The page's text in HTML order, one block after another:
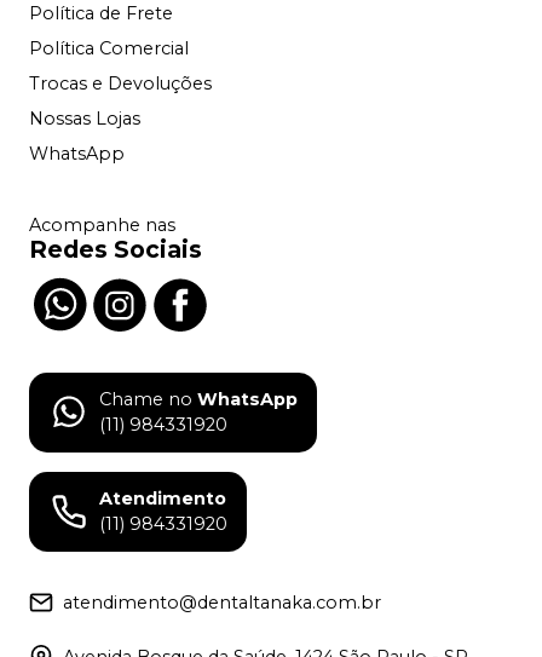
Política de Frete
Política Comercial
Trocas e Devoluções
Nossas Lojas
WhatsApp
Acompanhe nas
Redes Sociais
Chame no WhatsApp
(11) 984331920
Atendimento
(11) 984331920
atendimento@dentaltanaka.com.br